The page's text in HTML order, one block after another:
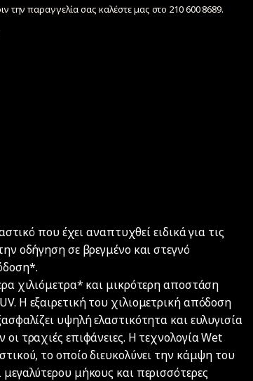
την παραγγελία σας καλέστε μας στο 210 600 8689.
που έχει αναπτυχθεί ειδικά για τις
οδήγηση σε βρεγμένο και στεγνό
χιλιόμετρα* και μικρότερη αποστάση
Η εξαιρετική του χιλιομετρική απόδοση
υψηλή ελαστικότητα και ευλυγισία
τραχιές επιφάνειες. Η τεχνολογία Wet
το οποίο διευκολύνει την κάμψη του
μήκους και περισσότερες